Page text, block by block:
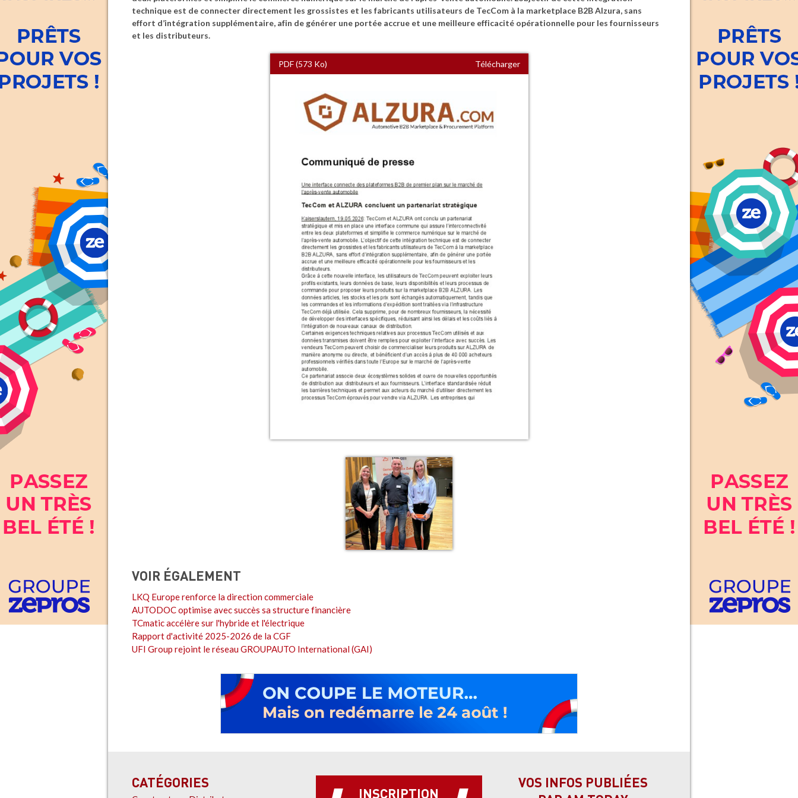
technique est de connecter directement les grossistes et les fabricants utilisateurs de TecCom à la marketplace B2B Alzura, sans
effort d’intégration supplémentaire, afin de générer une portée accrue et une meilleure efficacité opérationnelle pour les fournisseurs
et les distributeurs.
PDF (573 Ko) Télécharger
VOIR ÉGALEMENT
LKQ Europe renforce la direction commerciale
AUTODOC optimise avec succès sa structure financière
TCmatic accélère sur l'hybride et l'électrique
Rapport d'activité 2025-2026 de la CGF
UFI Group rejoint le réseau GROUPAUTO International (GAI)
CATÉGORIES
INSCRIPTION
VOS INFOS PUBLIÉES